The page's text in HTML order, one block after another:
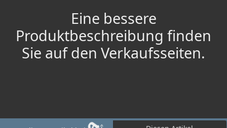
Eine bessere
Produktbeschreibung finden
Sie auf den Verkaufsseiten.